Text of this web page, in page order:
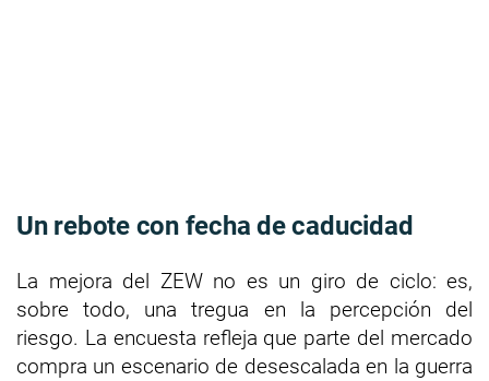
Un rebote con fecha de caducidad
La mejora del ZEW no es un giro de ciclo: es,
sobre todo, una tregua en la percepción del
riesgo. La encuesta refleja que parte del mercado
compra un escenario de desescalada en la guerra